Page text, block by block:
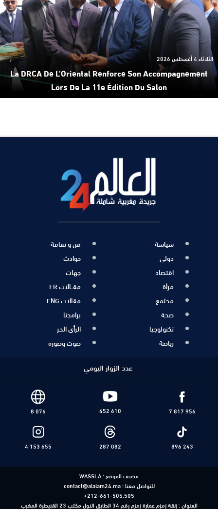
La DRCA De L’Oriental Renforce Son Accompagnement
Lors De La 11e Édition Du Salon
الثلاثاء 4 أغسطس 2026
سياسة
دولي
اقتصاد
مرأة
مجتمع
صحة
تكنولوجيا
رياضة
فن و ثقافة
حوادث
جهات
مقــالات FR
مقالات ENG
برامجنا
الرأي الحر
صوت وصورة
عدد الزوار اليومي
7 817 956
452 610
8 076
896 243
287 082
4 153 655
مضيف الموقع :WASSLA
للتواصل معنا :contact@alalam24.ma
+212-661-505.505
العنوان : زنقة زمزم عمارة زمزم رقم 34 الطابق الاول مكتب 23 القنيطرة المغرب